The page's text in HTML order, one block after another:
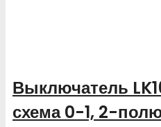
Выключатель
схема 0-1, 2-